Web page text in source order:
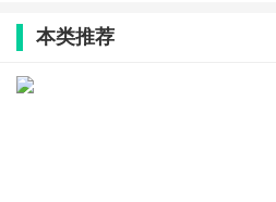
常轻微。有时像小鱼游泳、有
本类推荐